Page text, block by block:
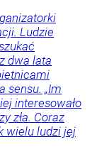
Ludzie
dwa lata
sensu. „Im
interesowało
zła. Coraz
wielu ludzi jej